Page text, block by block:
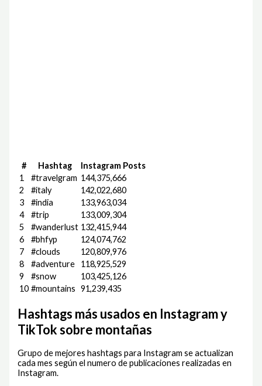
# Hashtag
Instagram Posts
1
#travelgram 144,375,666
2
#italy
142,022,680
3
#india
133,963,034
4
#trip
133,009,304
5
#wanderlust 132,415,944
6
#bhfyp
124,074,762
7
#clouds
120,809,976
8
#adventure
118,925,529
9
#snow
103,425,126
10 #mountains 91,239,435
Hashtags más usados en Instagram y
TikTok sobre montañas
Grupo de mejores hashtags para Instagram se actualizan
cada mes según el numero de publicaciones realizadas en
Instagram.